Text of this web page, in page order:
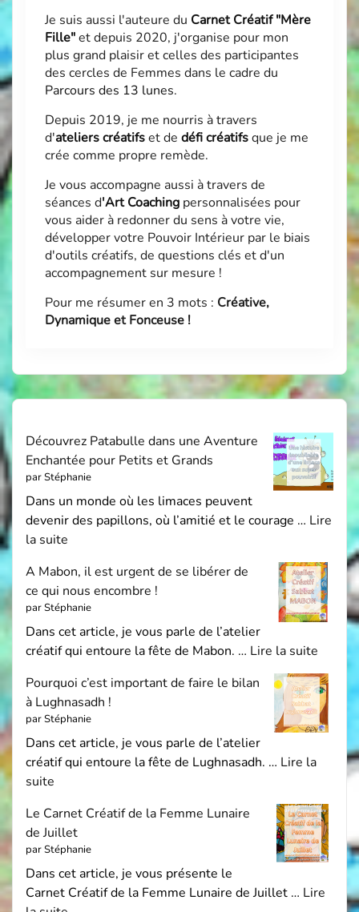
Je suis aussi l'auteure du Carnet Créatif "Mère
Fille"et depuis 2020, j'organise pour mon
plus grand plaisir et celles des participantes
des cercles de Femmes dans le cadre du
Parcours des 13 lunes.
Depuis 2019, je me nourris à travers
d'ateliers créatifset de défi créatifsque je me
crée comme propre remède.
Je vous accompagne aussi à travers de
séances d'Art Coaching personnalisées pour
vous aider à redonner du sens à votre vie,
développer votre Pouvoir Intérieur par le biais
d'outils créatifs, de questions clés et d'un
accompagnement sur mesure !
Pour me résumer en 3 mots : Créative,
Dynamique et Fonceuse !
Découvrez Patabulle dans une Aventure
Enchantée pour Petits et Grands
par Stéphanie
Dans un monde où les limaces peuvent
devenir des papillons, où l’amitié et le courage … Lire
la suite
A Mabon, il est urgent de se libérer de
ce qui nous encombre !
par Stéphanie
Dans cet article, je vous parle de l’atelier
créatif qui entoure la fête de Mabon. … Lire la suite
Pourquoi c’est important de faire le bilan
à Lughnasadh !
par Stéphanie
Dans cet article, je vous parle de l’atelier
créatif qui entoure la fête de Lughnasadh. … Lire la
suite
Le Carnet Créatif de la Femme Lunaire
de Juillet
par Stéphanie
Dans cet article, je vous présente le
Carnet Créatif de la Femme Lunaire de Juillet … Lire